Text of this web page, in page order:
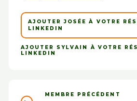
AJOUTER JOSÉE À VOTRE
LINKEDIN
AJOUTER SYLVAIN À VOTRE
LINKEDIN
MEMBRE PRÉCÉDENT